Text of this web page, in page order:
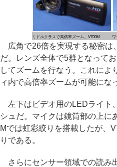
ミドルクラスで高倍率ズーム、V700M ワ
広角で26倍を実現する秘密は
だ。レンズ全体で5群となって
してズームを行なう。これによ
ィ内で高倍率ズームが可能にな
左下はビデオ用のLEDライト
シュだ。マイクは鏡筒部の上に
Mでは虹彩絞りを搭載したが、
りである。
さらにセンサー領域での読み